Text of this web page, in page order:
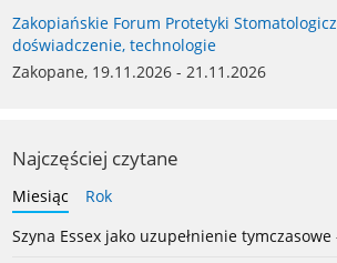
Zakopiańskie Forum Protetyki
doświadczenie, technologie
Zakopane, 19.11.2026 - 21.11.2026
Najczęściej czytane
Miesiąc
Rok
Szyna Essex jako uzupełnienie